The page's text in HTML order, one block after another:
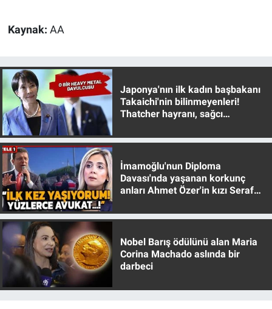
Kaynak: AA
Japonya'nın ilk kadın başbakanı
Takaichi'nin bilinmeyenleri!
Thatcher hayranı, sağcı
İmamoğlu'nun Diploma
Davası'nda yaşanan korkunç
anları Ahmet Özer'in kızı Seraf
Nobel Barış ödülünü alan Maria
Corina Machado aslında bir
darbeci
Canlı Yayın